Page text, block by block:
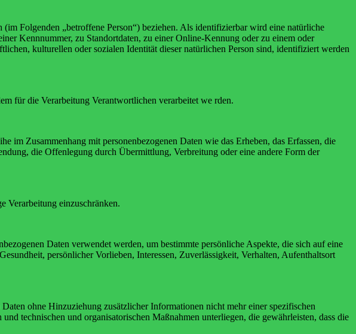
Folgenden „betroffene Person“) beziehen. Als identifizierbar wird eine natürliche
Kennnummer, zu Standortdaten, zu einer Online-Kennung oder zu einem oder
kulturellen oder sozialen Identität dieser natürlichen Person sind, identifiziert werden
für die Verarbeitung Verantwortlichen verarbeitet we rden.
im Zusammenhang mit personenbezogenen Daten wie das Erheben, das Erfassen, die
die Offenlegung durch Übermittlung, Verbreitung oder eine andere Form der
Verarbeitung einzuschränken.
Daten verwendet werden, um bestimmte persönliche Aspekte, die sich auf eine
persönlicher Vorlieben, Interessen, Zuverlässigkeit, Verhalten, Aufenthaltsort
ohne Hinzuziehung zusätzlicher Informationen nicht mehr einer spezifischen
technischen und organisatorischen Maßnahmen unterliegen, die gewährleisten, dass die